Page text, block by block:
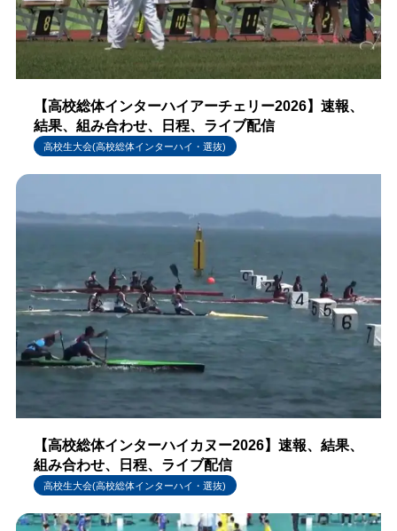
【高校総体インターハイアーチェリー2026】速報、
結果、組み合わせ、日程、ライブ配信
高校生大会(高校総体インターハイ・選抜)
【高校総体インターハイカヌー2026】速報、結果、
組み合わせ、日程、ライブ配信
高校生大会(高校総体インターハイ・選抜)